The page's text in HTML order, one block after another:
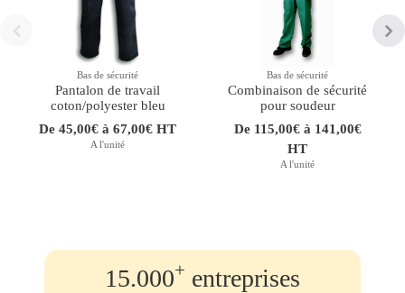
Bas de sécurité
Pantalon de travail
coton/polyester bleu
De 45,00€ à 67,00€ HT
A l'unité
Bas de sécurité
Combinaison de sécurité
pour soudeur
De 115,00€ à 141,00€
HT
A l'unité
15.000+ entreprises